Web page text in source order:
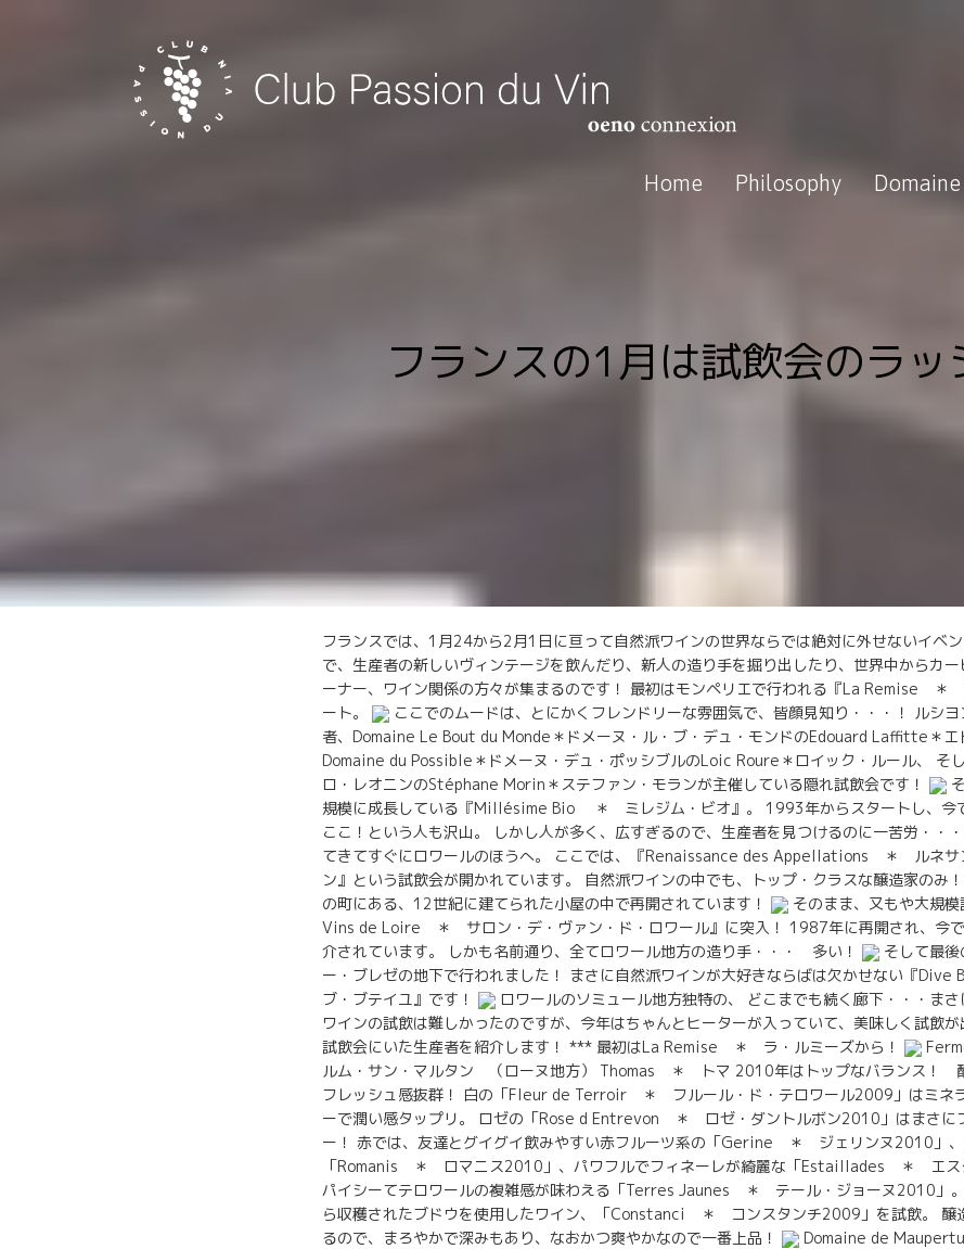
Home Philosophy Domaine
フランスの1月は試飲会のラッ
フランスでは、1月24から2月1日に亘って自然派ワインの世界ならでは絶対に外せないイベ
で、生産者の新しいヴィンテージを飲んだり、新人の造り手を掘り出したり、世界中からカ
ーナー、ワイン関係の方々が集まるのです！ 最初はモンペリエで行われる『La Remise ＊
ート。
ここでのムードは、とにかくフレンドリーな雰囲気で、皆顔見知り・・・！ ルシ
者、Domaine Le Bout du Monde＊ドメーヌ・ル・ブ・デュ・モンドのEdouard Laffitte＊エ
Domaine du Possible＊ドメーヌ・デュ・ポッシブルのLoic Roure＊ロイック・ルール、 そ
ロ・レオニンのStéphane Morin＊ステファン・モランが主催している隠れ試飲会です！
規模に成長している『Millésime Bio ＊ ミレジム・ビオ』。 1993年からスタートし、今
ここ！という人も沢山。 しかし人が多く、広すぎるので、生産者を見つけるのに一苦労・・・
てきてすぐにロワールのほうへ。 ここでは、『Renaissance des Appellations ＊ ルネサ
ン』という試飲会が開かれています。 自然派ワインの中でも、トップ・クラスな醸造家のみ
の町にある、12世紀に建てられた小屋の中で再開されています！
そのまま、又もや大規
Vins de Loire ＊ サロン・デ・ヴァン・ド・ロワール』に突入！ 1987年に再開され、今
介されています。 しかも名前通り、全てロワール地方の造り手・・・ 多い！
そして最
ー・ブレゼの地下で行われました！ まさに自然派ワインが大好きならばは欠かせない『
ブ・ブテイユ』です！
ロワールのソミュール地方独特の、 どこまでも続く廊下・・・ま
ワインの試飲は難しかったのですが、今年はちゃんとヒーターが入っていて、美味しく試飲が
試飲会にいた生産者を紹介します！ *** 最初はLa Remise ＊ ラ・ルミーズから！
ルム・サン・マルタン （ローヌ地方） Thomas ＊ トマ 2010年はトップなバランス！
フレッシュ感抜群！ 白の「Fleur de Terroir ＊ フルール・ド・テロワール2009」はミネ
ーで潤い感タップリ。 ロゼの「Rose d Entrevon ＊ ロゼ・ダントルボン2010」はまさに
ー！ 赤では、友達とグイグイ飲みやすい赤フルーツ系の「Gerine ＊ ジェリンヌ2010」、
「Romanis ＊ ロマニス2010」、パワフルでフィネーレが綺麗な「Estaillades ＊ エス
パイシーてテロワールの複雑感が味わえる「Terres Jaunes ＊ テール・ジョーヌ2010」。
ら収穫されたブドウを使用したワイン、「Constanci ＊ コンスタンチ2009」を試飲。 醸
るので、まろやかで深みもあり、なおかつ爽やかなので一番上品！
Domaine de